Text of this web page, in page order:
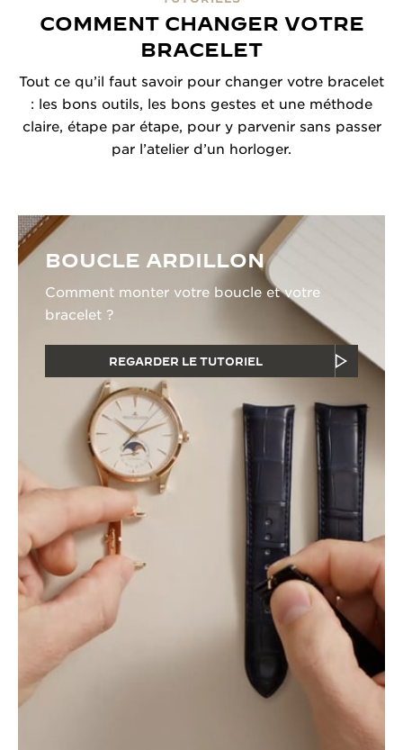
COMMENT CHANGER VOTRE
BRACELET
Tout ce qu’il faut savoir pour changer votre bracelet
: les bons outils, les bons gestes et une méthode
claire, étape par étape, pour y parvenir sans passer
par l’atelier d’un horloger.
BOUCLE ARDILLON
Comment monter votre boucle et votre
bracelet ?
REGARDER LE TUTORIEL